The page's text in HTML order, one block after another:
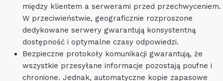
między klientem a serwerami przed przechwyceniem.
W przeciwieństwie, geograficznie rozproszone
dedykowane serwery gwarantują konsystentną
dostępność i optymalne czasy odpowiedzi.
Bezpieczne protokoły komunikacji gwarantują, że
wszystkie przesyłane informacje pozostają poufne i
chronione. Jednak, automatyczne kopie zapasowe